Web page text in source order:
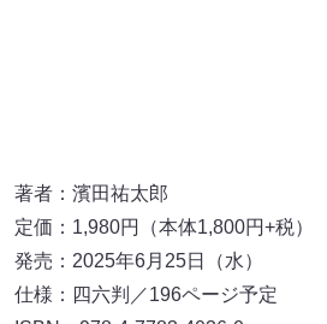
著者：濱田祐太郎
定価：1,980円（本体1,800円+税）
発売：2025年6月25日（水）
仕様：四六判／196ページ予定